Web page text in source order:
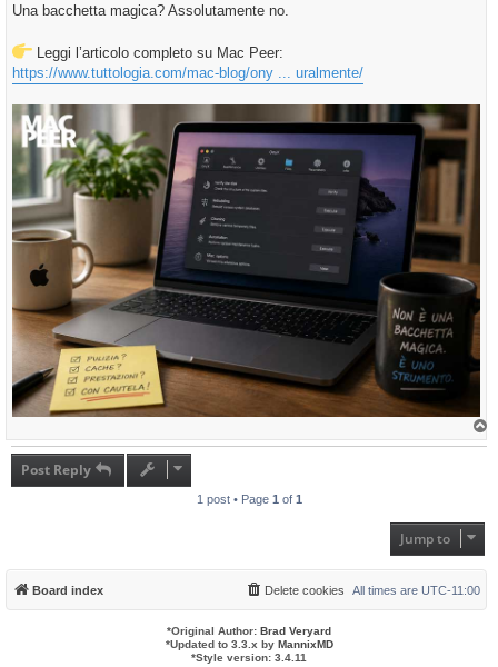
Una bacchetta magica? Assolutamente no.
Leggi l’articolo completo su Mac Peer:
https://www.tuttologia.com/mac-blog/ony ... uralmente/
Post Reply
1 post • Page 1 of 1
Jump to
Board index All times are UTC-11:00
Delete cookies
*Original Author: Brad Veryard
*Updated to 3.3.x by MannixMD
*Style version: 3.4.11